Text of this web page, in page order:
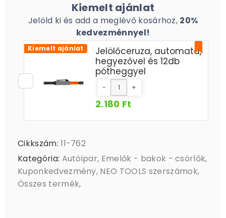
Kiemelt ajánlat
Jelöld ki és add a meglévő kosárhoz, 20%
kedvezménnyel!
Kiemelt ajánlat
Jelölőceruza, automata,
hegyezővel és 12db
pótheggyel
- +
2.180 Ft
Cikkszám:11-762
Kategória: Autóipar, Emelők - bakok - csörlők,
Kuponkedvezmény, NEO TOOLS szerszámok,
Összes termék,